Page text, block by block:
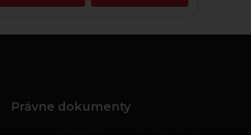
Právne dokumenty